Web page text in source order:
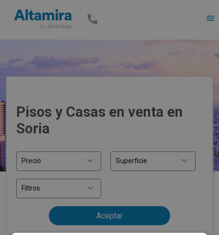
Pisos y Casas en venta en
Soria
Precio Superficie
Filtros